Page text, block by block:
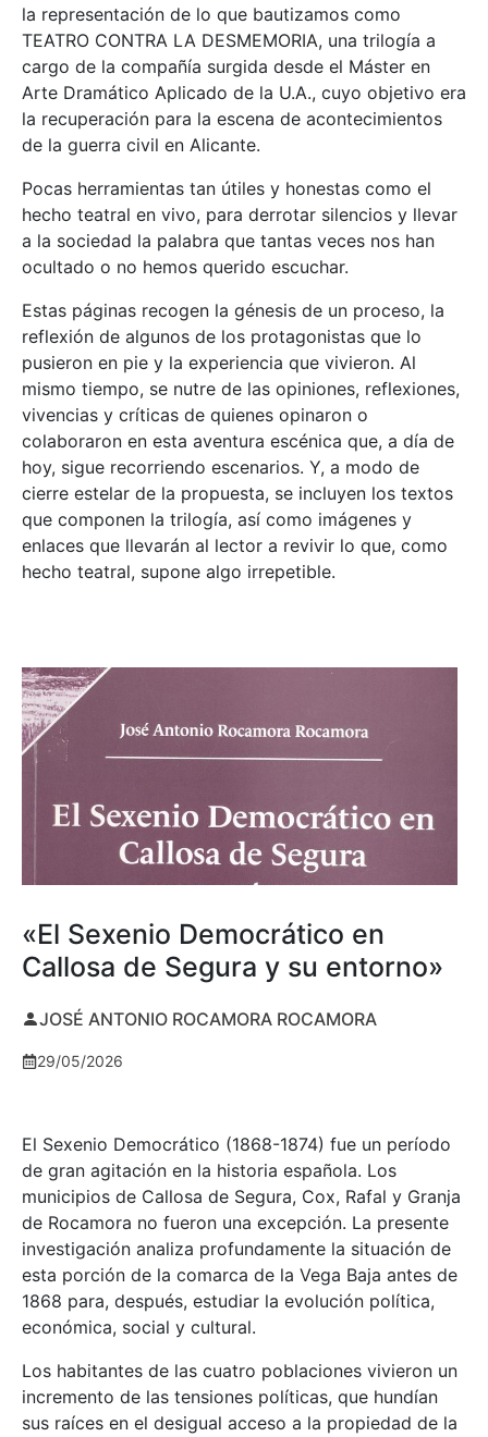
la representación de lo que bautizamos como
TEATRO CONTRA LA DESMEMORIA, una trilogía a
cargo de la compañía surgida desde el Máster en
Arte Dramático Aplicado de la U.A., cuyo objetivo era
la recuperación para la escena de acontecimientos
de la guerra civil en Alicante.
Pocas herramientas tan útiles y honestas como el
hecho teatral en vivo, para derrotar silencios y llevar
a la sociedad la palabra que tantas veces nos han
ocultado o no hemos querido escuchar.
Estas páginas recogen la génesis de un proceso, la
reflexión de algunos de los protagonistas que lo
pusieron en pie y la experiencia que vivieron. Al
mismo tiempo, se nutre de las opiniones, reflexiones,
vivencias y críticas de quienes opinaron o
colaboraron en esta aventura escénica que, a día de
hoy, sigue recorriendo escenarios. Y, a modo de
cierre estelar de la propuesta, se incluyen los textos
que componen la trilogía, así como imágenes y
enlaces que llevarán al lector a revivir lo que, como
hecho teatral, supone algo irrepetible.
«El Sexenio Democrático en
Callosa de Segura y su entorno»
JOSÉ ANTONIO ROCAMORA ROCAMORA
29/05/2026
El Sexenio Democrático (1868-1874) fue un período
de gran agitación en la historia española. Los
municipios de Callosa de Segura, Cox, Rafal y Granja
de Rocamora no fueron una excepción. La presente
investigación analiza profundamente la situación de
esta porción de la comarca de la Vega Baja antes de
1868 para, después, estudiar la evolución política,
económica, social y cultural.
Los habitantes de las cuatro poblaciones vivieron un
incremento de las tensiones políticas, que hundían
sus raíces en el desigual acceso a la propiedad de la